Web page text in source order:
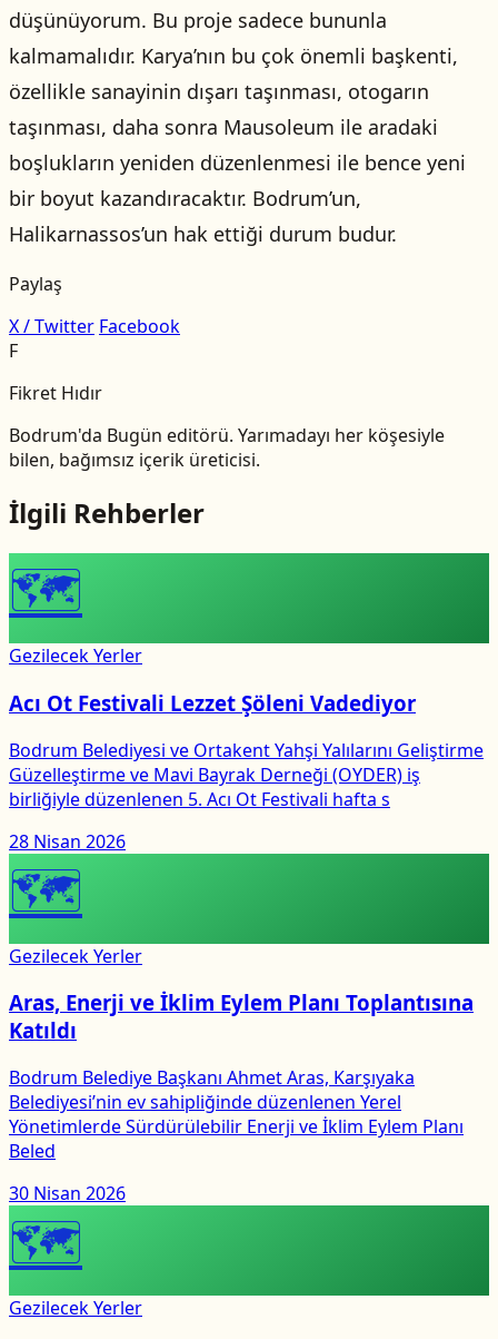
düşünüyorum. Bu proje sadece bununla
kalmamalıdır. Karya’nın bu çok önemli başkenti,
özellikle sanayinin dışarı taşınması, otogarın
taşınması, daha sonra Mausoleum ile aradaki
boşlukların yeniden düzenlenmesi ile bence yeni
bir boyut kazandıracaktır. Bodrum’un,
Halikarnassos’un hak ettiği durum budur.
Paylaş
X / Twitter Facebook
F
Fikret Hıdır
Bodrum'da Bugün editörü. Yarımadayı her köşesiyle
bilen, bağımsız içerik üreticisi.
İlgili Rehberler
🗺
Gezilecek Yerler
Acı Ot Festivali Lezzet Şöleni Vadediyor
Bodrum Belediyesi ve Ortakent Yahşi Yalılarını Geliştirme
Güzelleştirme ve Mavi Bayrak Derneği (OYDER) iş
birliğiyle düzenlenen 5. Acı Ot Festivali hafta s
28 Nisan 2026
🗺
Gezilecek Yerler
Aras, Enerji ve İklim Eylem Planı Toplantısına
Katıldı
Bodrum Belediye Başkanı Ahmet Aras, Karşıyaka
Belediyesi’nin ev sahipliğinde düzenlenen Yerel
Yönetimlerde Sürdürülebilir Enerji ve İklim Eylem Planı
Beled
30 Nisan 2026
🗺
Gezilecek Yerler